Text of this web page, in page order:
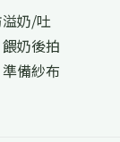
奶/吐
奶後拍
備紗布